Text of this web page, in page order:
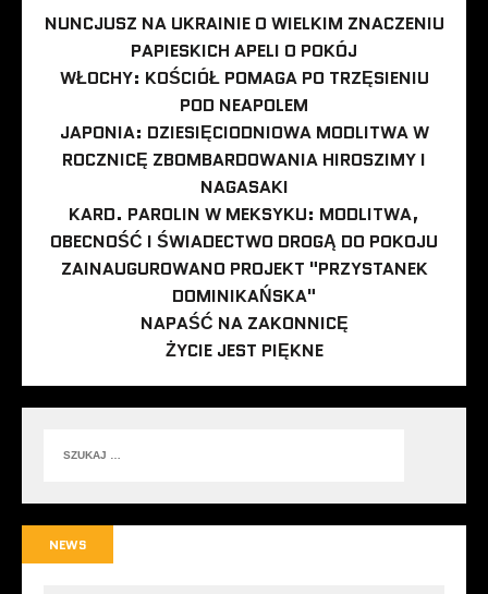
NUNCJUSZ NA UKRAINIE O WIELKIM ZNACZENIU
PAPIESKICH APELI O POKÓJ
WŁOCHY: KOŚCIÓŁ POMAGA PO TRZĘSIENIU
POD NEAPOLEM
JAPONIA: DZIESIĘCIODNIOWA MODLITWA W
ROCZNICĘ ZBOMBARDOWANIA HIROSZIMY I
NAGASAKI
KARD. PAROLIN W MEKSYKU: MODLITWA,
OBECNOŚĆ I ŚWIADECTWO DROGĄ DO POKOJU
ZAINAUGUROWANO PROJEKT "PRZYSTANEK
DOMINIKAŃSKA"
NAPAŚĆ NA ZAKONNICĘ
ŻYCIE JEST PIĘKNE
NEWS